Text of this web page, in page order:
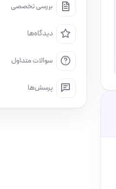
بررسی تخصصی
دیدگاه‌ها
سوالات متداول
پرسش‌ها